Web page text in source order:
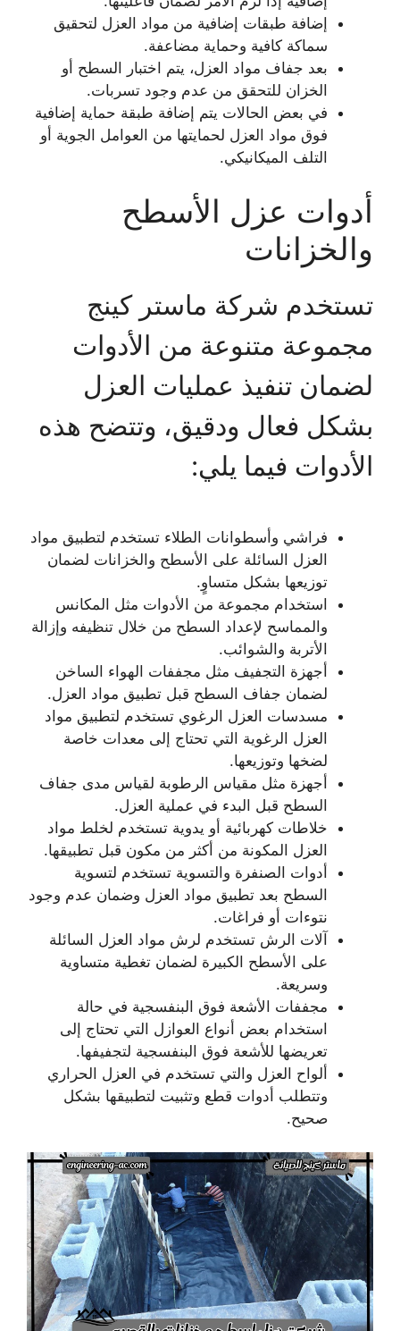
إضافة طبقات إضافية من مواد العزل لتحقيق
سماكة كافية وحماية مضاعفة.
بعد جفاف مواد العزل، يتم اختبار السطح أو
الخزان للتحقق من عدم وجود تسربات.
في بعض الحالات يتم إضافة طبقة حماية إضافية
فوق مواد العزل لحمايتها من العوامل الجوية أو
التلف الميكانيكي.
أدوات عزل الأسطح
والخزانات
تستخدم شركة ماستر كينج
مجموعة متنوعة من الأدوات
لضمان تنفيذ عمليات العزل
بشكل فعال ودقيق، وتتضح هذه
الأدوات فيما يلي:
فراشي وأسطوانات الطلاء تستخدم لتطبيق مواد
العزل السائلة على الأسطح والخزانات لضمان
توزيعها بشكل متساوٍ.
استخدام مجموعة من الأدوات مثل المكانس
والمماسح لإعداد السطح من خلال تنظيفه وإزالة
الأتربة والشوائب.
أجهزة التجفيف مثل مجففات الهواء الساخن
لضمان جفاف السطح قبل تطبيق مواد العزل.
مسدسات العزل الرغوي تستخدم لتطبيق مواد
العزل الرغوية التي تحتاج إلى معدات خاصة
لضخها وتوزيعها.
أجهزة مثل مقياس الرطوبة لقياس مدى جفاف
السطح قبل البدء في عملية العزل.
خلاطات كهربائية أو يدوية تستخدم لخلط مواد
العزل المكونة من أكثر من مكون قبل تطبيقها.
أدوات الصنفرة والتسوية تستخدم لتسوية
السطح بعد تطبيق مواد العزل وضمان عدم وجود
نتوءات أو فراغات.
آلات الرش تستخدم لرش مواد العزل السائلة
على الأسطح الكبيرة لضمان تغطية متساوية
وسريعة.
مجففات الأشعة فوق البنفسجية في حالة
استخدام بعض أنواع العوازل التي تحتاج إلى
تعريضها للأشعة فوق البنفسجية لتجفيفها.
ألواح العزل والتي تستخدم في العزل الحراري
وتتطلب أدوات قطع وتثبيت لتطبيقها بشكل
صحيح.